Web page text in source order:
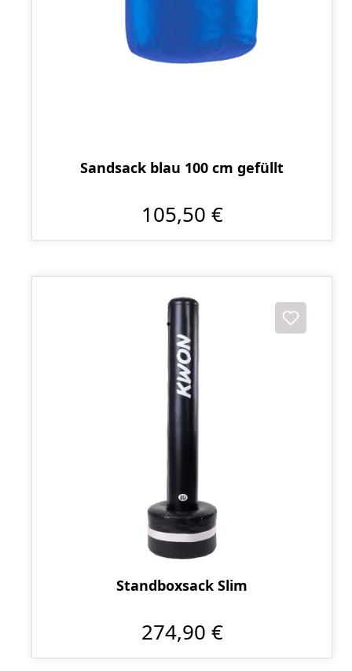
Sandsack blau 100 cm gefüllt
105,50 €
Standboxsack Slim
274,90 €